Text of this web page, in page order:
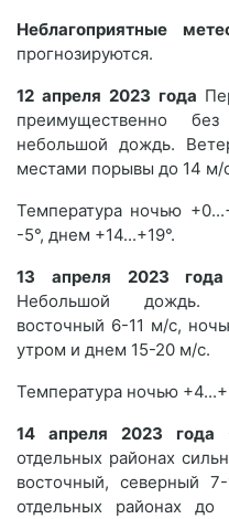
Неблагоприятные
прогнозируются.
12 апреля 2023 года
преимущественно
небольшой дождь.
местами порывы до 14 м/
Температура ночью
-5°, днем +14...+19°.
13 апреля 2023 года
Небольшой дождь.
восточный 6-11 м/с,
утром и днем 15-20 м/с.
Температура ночью
14 апреля 2023 года
отдельных районах
восточный, северный
отдельных районах